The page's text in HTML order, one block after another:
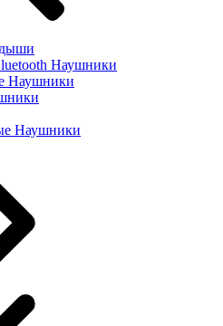
Наушники
Наушники
Наушники